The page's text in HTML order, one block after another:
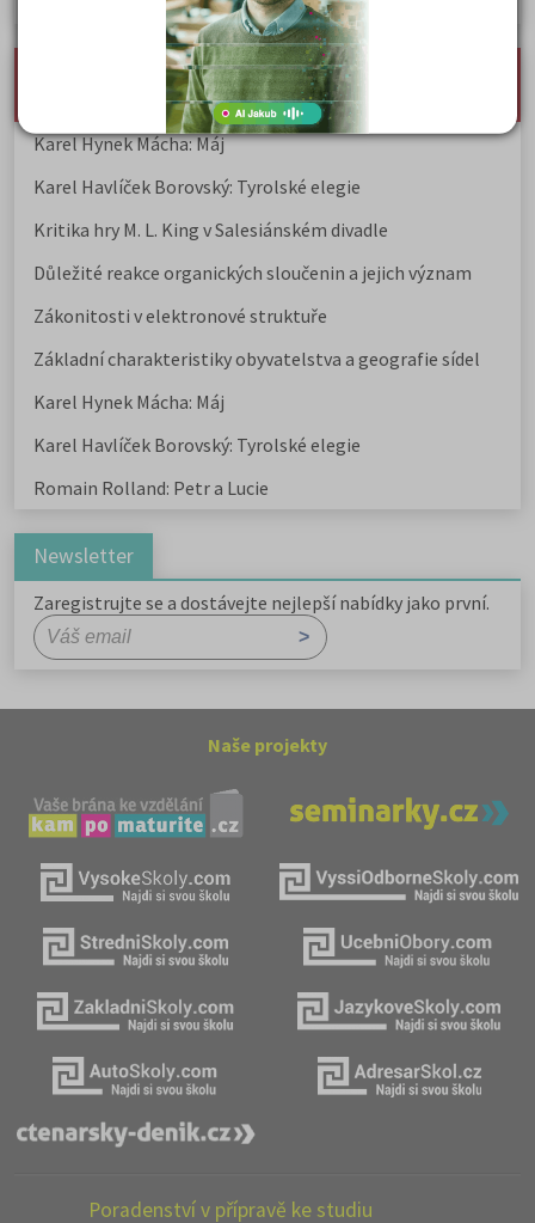
nejnovější seminárky, maturitní otázky a čtenářsky
Karel Hynek Mácha: Máj
Karel Havlíček Borovský: Tyrolské elegie
Kritika hry M. L. King v Salesiánském divadle
Důležité reakce organických sloučenin a jejich význam
Zákonitosti v elektronové struktuře
Základní charakteristiky obyvatelstva a geografie sídel
Karel Hynek Mácha: Máj
Karel Havlíček Borovský: Tyrolské elegie
Romain Rolland: Petr a Lucie
Newsletter
Zaregistrujte se a dostávejte nejlepší nabídky jako první.
Naše projekty
Poradenství v přípravě ke studiu